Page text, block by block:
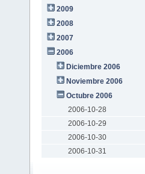
2009
2008
2007
2006
Diciembre 2006
Noviembre 2006
Octubre 2006
2006-10-28
2006-10-29
2006-10-30
2006-10-31